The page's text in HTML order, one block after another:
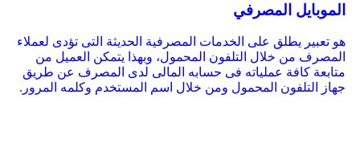
الموبايل المصرفي
هو تعبير يطلق على الخدمات المصرفية الحديثة التى تؤدى لعملاء
المصرف من خلال التلفون المحمول، وبهذا يتمكن العميل من
متابعة كافة عملياته فى حسابه المالى لدى المصرف عن طريق
جهاز التلفون المحمول ومن خلال اسم المستخدم وكلمه المرور.